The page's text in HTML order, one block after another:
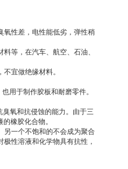
氧性差，电性能低劣，弹性稍
等，在汽车、航空、石油、
宜做绝缘材料。
用于制作胶板和耐磨零件。
氧和抗侵蚀的能力。由于三
橡胶化合物。
另一个不饱和的不会成为聚合
性溶液和化学物具有抗性，